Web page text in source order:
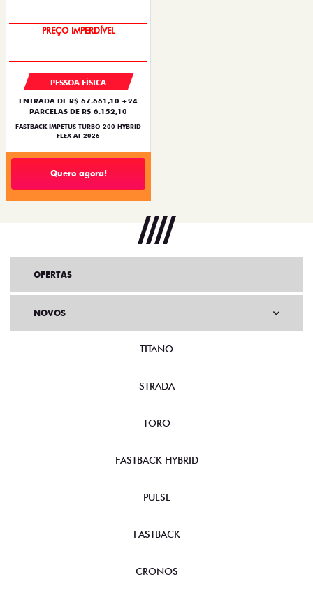
PREÇO IMPERDÍVEL
PESSOA FÍSICA
ENTRADA DE R$ 67.661,10 +24
PARCELAS DE R$ 6.152,10
FASTBACK IMPETUS TURBO 200 HYBRID
FLEX AT 2026
Quero agora!
OFERTAS
NOVOS
TITANO
STRADA
TORO
FASTBACK HYBRID
PULSE
FASTBACK
CRONOS